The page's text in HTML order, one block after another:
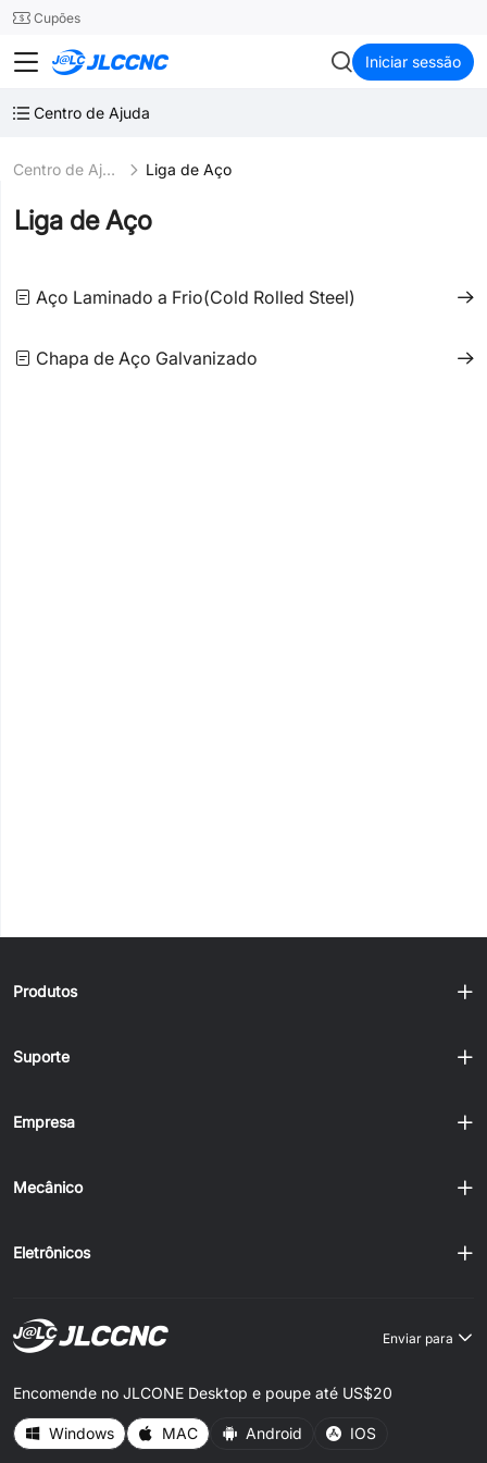
24SMTCupões
JLCCNC Iniciar sessão
Centro de Ajuda
Centro de Ajuda Liga de Aço
Liga de Aço
Aço Laminado a Frio(Cold Rolled Steel)
Chapa de Aço Galvanizado
Produtos
Suporte
Empresa
Mecânico
Eletrônicos
Enviar para
Encomende no JLCONE Desktop e poupe até US$20
Windows MAC Android IOS